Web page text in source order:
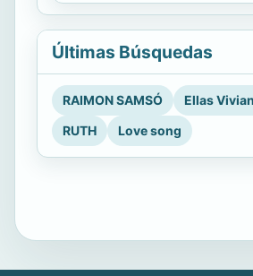
Últimas Búsquedas
RAIMON SAMSÓ Ellas
RUTH
Love song